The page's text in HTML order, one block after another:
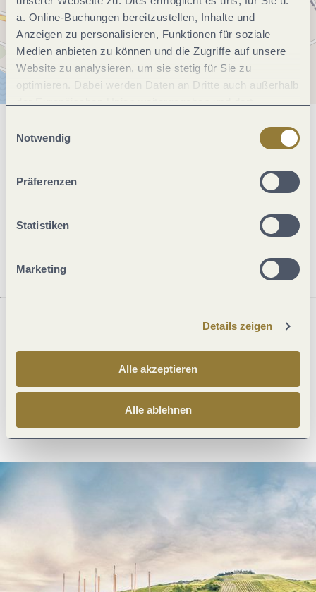
a. Online-Buchungen bereitzustellen, Inhalte und
Anzeigen zu personalisieren, Funktionen für soziale
Medien anbieten zu können und die Zugriffe auf unsere
Website zu analysieren, um sie stetig für Sie zu
optimieren. Dabei werden Daten an Dritte auch außerhalb
jederzeit widerrufen werden. Mit der Auswahl "Alle
ablehnen" kann es zu Beeinträchtigungen in der Nutzung
Notwendig
Präferenzen
Statistiken
Marketing
Details zeigen
Alle akzeptieren
Alle ablehnen
Allgemeine Informationen
Anreise planen